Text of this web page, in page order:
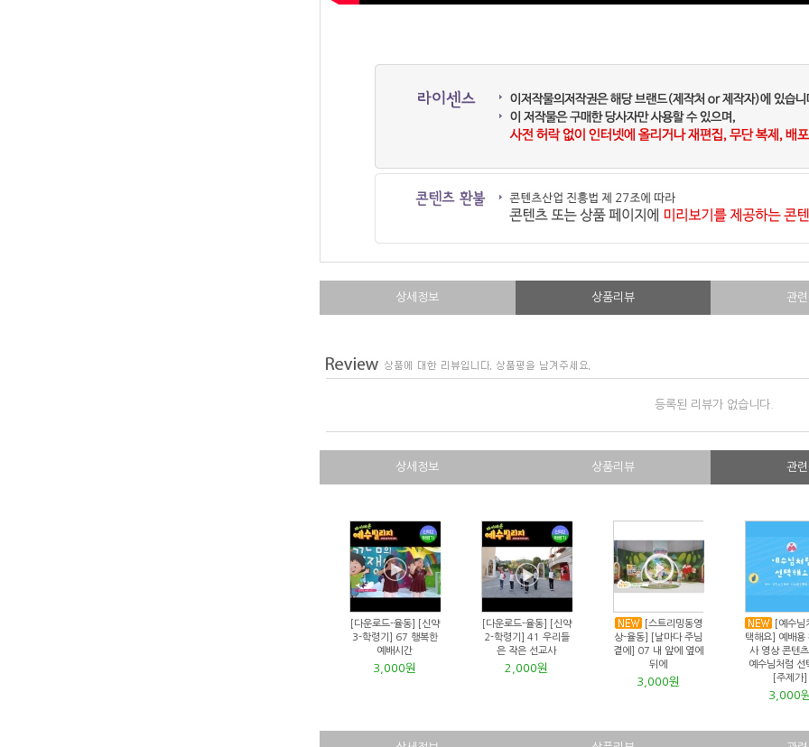
상세정보 상품리뷰 관
등록된 리뷰가 없습니다.
상세정보 상품리뷰 관
[다운로드-율동] [신약
3-학령기] 67 행복한
예배시간
3,000원
[다운로드-율동] [신약
2-학령기] 41 우리들
은 작은 선교사
2,000원
[스트리밍동영
상-율동] [날마다 주님
곁에] 07 내 앞에 옆에
뒤에
3,000원
[예수님
택해요] 예배용
사 영상 콘텐
예수님처럼 선
[주제가]
3,000